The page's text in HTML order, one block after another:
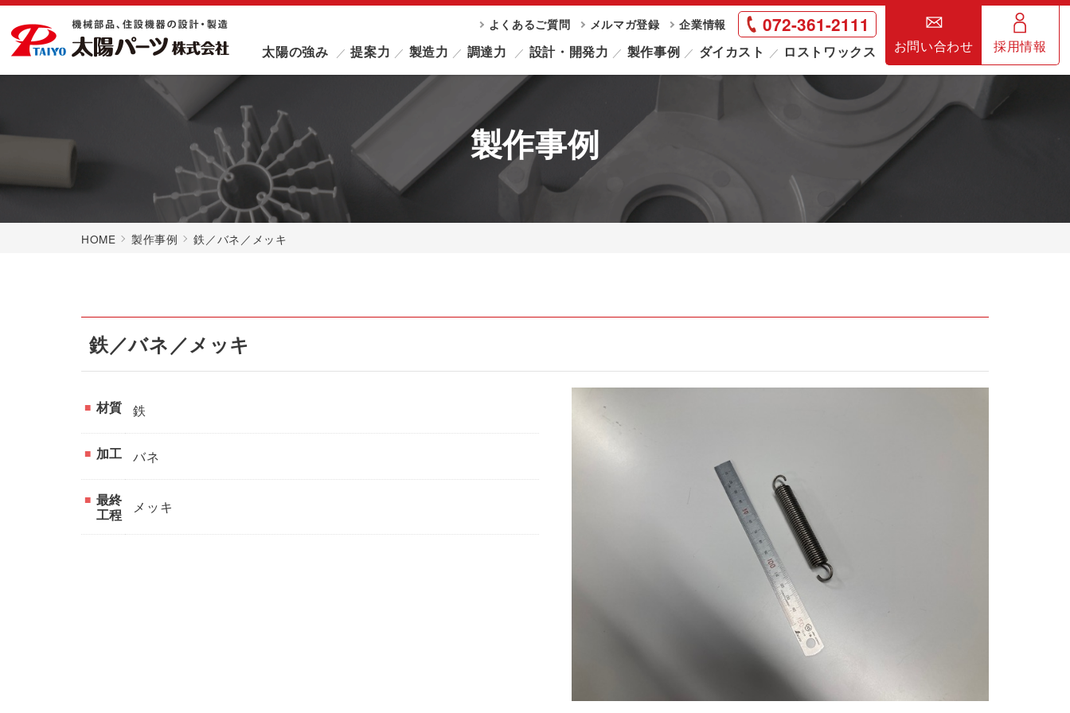
よくあるご質問 メルマガ登録 企業情報 072-361-2111
太陽の強み 提案力 製造力 調達力 設計・開発力 製作事例 ダイカスト ロストワックス お問い合わせ 採用情報
製作事例
HOME 製作事例 鉄／バネ／メッキ
鉄／バネ／メッキ
材質 鉄
加工 バネ
最終
工程
メッキ